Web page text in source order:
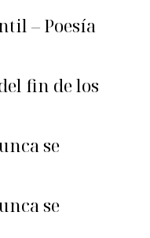
– Poesía
fin de los
se
se